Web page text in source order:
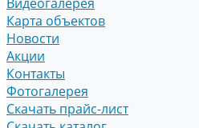
Карта объектов
Новости
Акции
Контакты
Фотогалерея
Скачать прайс-лист